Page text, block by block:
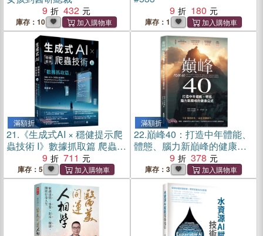
9
432
庫存：10
9
180
庫存：1
滿額折
21. 《生成式AI × 穩健提示爬
蟲技術 I》數據抓取篇 爬蟲×
OCR × 多模態API應用
×Perplexity AI Comet
Generative AI × Robust
Prompted Sampling Web
Crawling × OCR ×
Multimodal APIs×
9 711
庫存：5
滿額折
22.巔峰40：打造中年體能、
體態、腦力新巔峰的健康公
9 378
庫存：3